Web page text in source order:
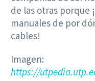
de las otras porque
manuales de por
cables!
Imagen:
https://